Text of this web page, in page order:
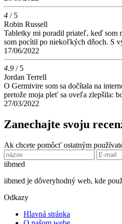
4 / 5
Robin Russell
Tabletky mi poradil priateľ, keď som
som pocítil po niekoľkých dňoch. S
17/06/2022
4.9 / 5
Jordan Terrell
O Germivire som sa dočítala na
pretože moja pleť sa oveľa zlepšila:
27/03/2022
Zanechajte svoju
Ak chcete pomôcť ostatným
iibmed
iibmed je dôveryhodný web, kde
Odkazy
Hlavná stránka